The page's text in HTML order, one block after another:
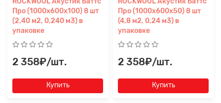
Про (1000x600x100) 8 шт
(2,40 м2, 0,240 м3) в
упаковке
2 358₽/шт.
Купить
Про (1000x600x50) 8 шт
(4,8 м2, 0,24 м3) в
упаковке
2 358₽/шт.
Купить